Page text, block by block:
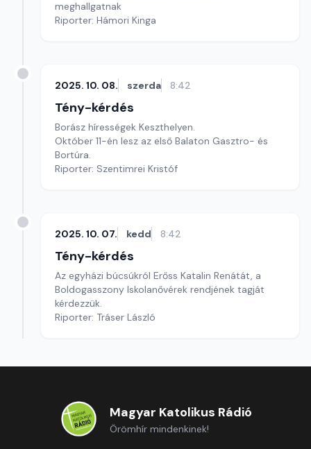
meghallgatnak
Riporter: Hámori Kinga
2025. 10. 08. szerda 8:42
Tény-kérdés
Borász hírességek Keszthelyen.
Október 11-én lesz az első Balaton Gasztro- és
Bortúra.
Riporter: Szentimrei Kristóf
2025. 10. 07. kedd 8:42
Tény-kérdés
Az egyházi búcsúkról Erőss Katalin Renátát, a
Boldogasszony Iskolanővérek rendjének tagját
kérdezzük.
Riporter: Tráser László
Magyar Katolikus Rádió
Örömhír mindenkinek!